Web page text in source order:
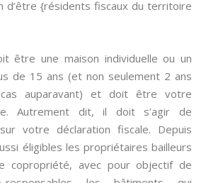
d’être {résidents fiscaux du territoire
être une maison individuelle ou un
de 15 ans (et non seulement 2 ans
auparavant) et doit être votre
Autrement dit, il doit s’agir de
votre déclaration fiscale. Depuis
éligibles les propriétaires bailleurs
copropriété, avec pour objectif de